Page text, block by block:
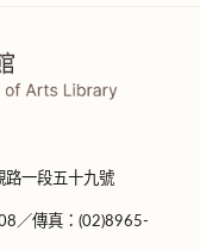
路一段五十九號
／傳真：(02)8965-